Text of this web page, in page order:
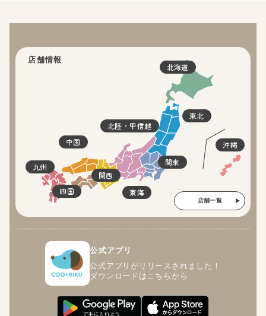
店舗情報
北海道
東北
関東
北陸・甲信越
東海
関西
四国
中国
九州
沖縄
店舗一覧
公式アプリ
公式アプリがリリースされました！
ダウンロードはこちらから